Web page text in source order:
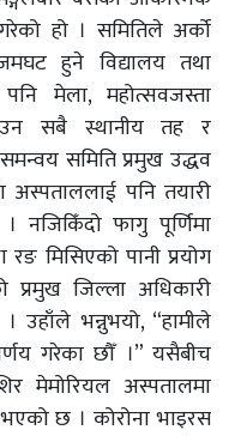
हो । समितिले अर्को
हुने विद्यालय तथा
मेला, महोत्सवजस्ता
सबै स्थानीय तह र
समिति प्रमुख उद्धव
पनि तयारी
नजिकिँदो फागु पूर्णिमा
मिसिएको पानी प्रयोग
प्रमुख जिल्ला अधिकारी
उहाँले भन्नुभयो, “हामीले
गरेका छौँ ।” यसैबीच
मेमोरियल अस्पतालमा
छ । कोरोना भाइरस